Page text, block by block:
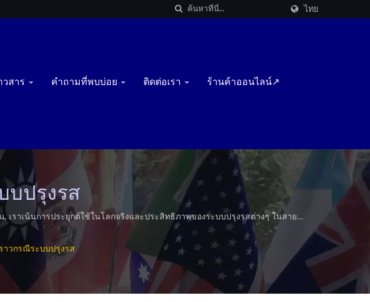
ไทย
สาร คำถามที่พบบ่อย ติดต่อเรา ร้านค้าออนไลน์↗
บปรุงรส
ราเน้นการประยุกต์ใช้ในโลกจริงและประสิทธิภาพของระบบปรุงรสต่างๆ ในสาย
งความสม่ำเสมอของผลิตภัณฑ์และประสิทธิภาพในการปรุงรส. / TSHS เป็นผู้ผลิต
รายการทั่วโลก นอกจากนี้ยังมีบริการเครื่องอบแห้งไมโครเวฟแบบกำหนดเอง.
ราวกรณีระบบปรุงรส